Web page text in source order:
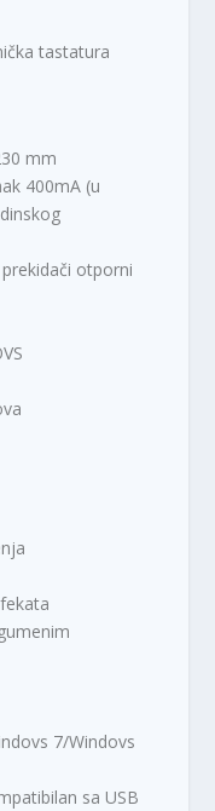
tastatura
mm
400mA (u
otporni
7/Windovs
sa USB